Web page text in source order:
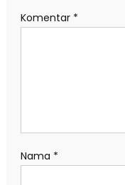
Komentar *
Nama *